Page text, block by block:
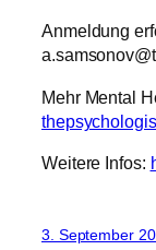
Anmeldung
Mehr Mental
Weitere Infos:
3. September